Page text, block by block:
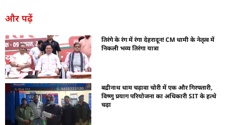
और पढ़ें
तिरंगे के रंग में रंगा देहरादून! CM धामी के नेतृत्व में
निकली भव्य तिरंगा यात्रा
बद्रीनाथ धाम चढ़ावा चोरी में एक और गिरफ्तारी,
विष्णु प्रयाग परियोजना का अधिकारी SIT के हत्थे
चढ़ा